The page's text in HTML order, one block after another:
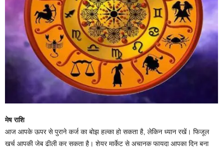
मेष राशि
आज आपके ऊपर से पुराने कर्ज का बोझ हल्का हो सकता है, लेकिन ध्यान रखें। फिजूल
खर्च आपकी जेब ढीली कर सकता है। शेयर मार्केट से अचानक फायदा आपका दिन बना